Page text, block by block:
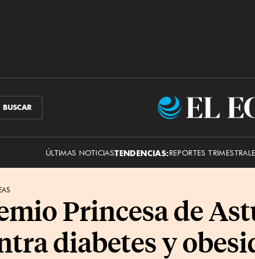
BUSCAR
ÚLTIMAS NOTICIASTENDENCIAS:REPORTES
Princesa de
diabetes y